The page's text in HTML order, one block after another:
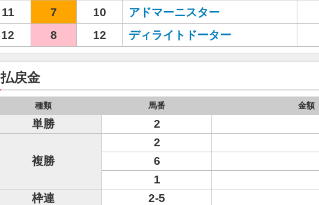
11
7 10 アドマーニスター
12
8 12 ディライトドーター
払戻金
種類 馬番 金額
単勝 2
複勝
2
6
1
枠連
2-5